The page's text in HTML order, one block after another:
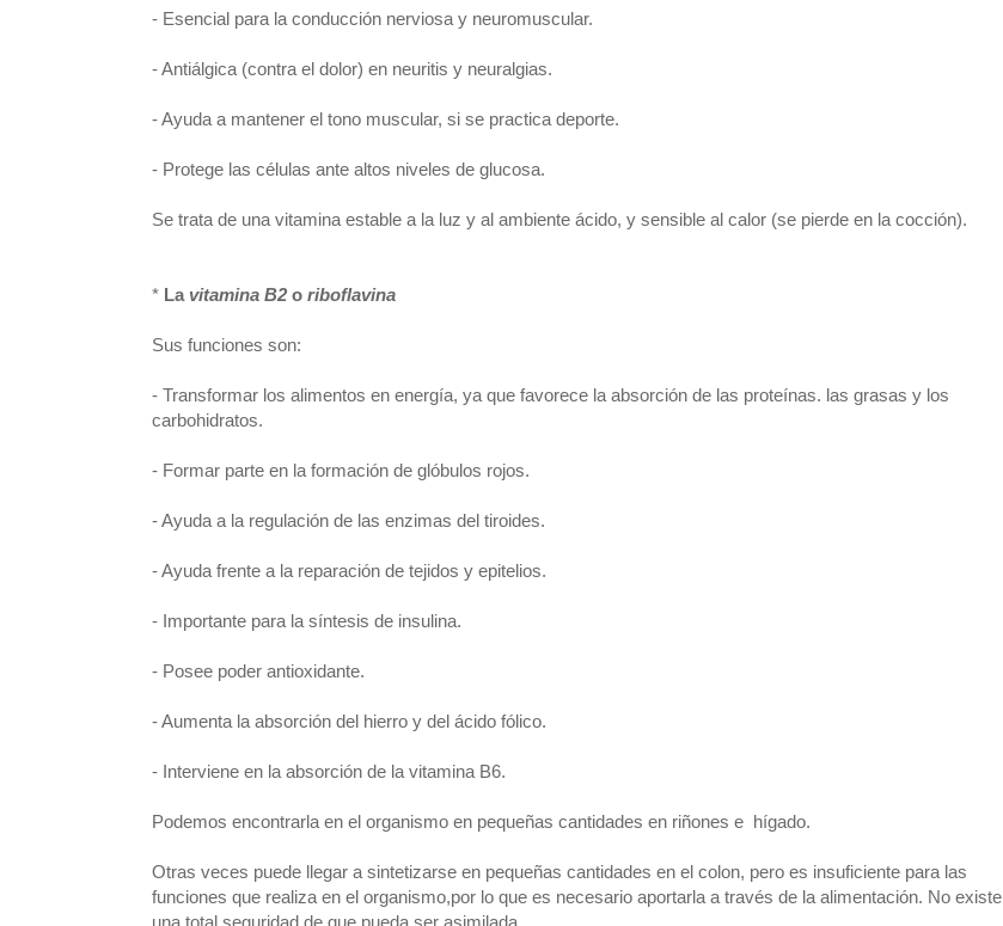
- Esencial para la conducción nerviosa y neuromuscular.
- Antiálgica (contra el dolor) en neuritis y neuralgias.
- Ayuda a mantener el tono muscular, si se practica deporte.
- Protege las células ante altos niveles de glucosa.
Se trata de una vitamina estable a la luz y al ambiente ácido, y sensible al calor (se pierde en la cocción).
* La vitamina B2 o riboflavina
Sus funciones son:
- Transformar los alimentos en energía, ya que favorece la absorción de las proteínas. las grasas y los
carbohidratos.
- Formar parte en la formación de glóbulos rojos.
- Ayuda a la regulación de las enzimas del tiroides.
- Ayuda frente a la reparación de tejidos y epitelios.
- Importante para la síntesis de insulina.
- Posee poder antioxidante.
- Aumenta la absorción del hierro y del ácido fólico.
- Interviene en la absorción de la vitamina B6.
Podemos encontrarla en el organismo en pequeñas cantidades en riñones e hígado.
Otras veces puede llegar a sintetizarse en pequeñas cantidades en el colon, pero es insuficiente para las
funciones que realiza en el organismo,por lo que es necesario aportarla a través de la alimentación. No existe
una total seguridad de que pueda ser asimilada.